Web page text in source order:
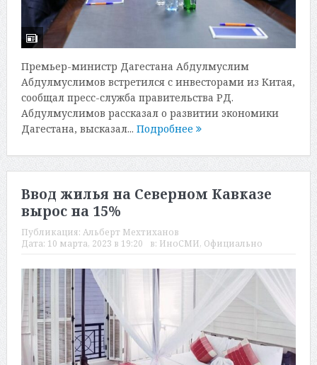
Премьер-министр Дагестана Абдулмуслим
Абдулмуслимов встретился с инвесторами из Китая,
сообщал пресс-служба правительства РД.
Абдулмуслимов рассказал о развитии экономики
Дагестана, высказал... Подробнее
Ввод жилья на Северном Кавказе
вырос на 15%
Публикация: Альберт Мехтиханов
Дата: 10 марта, 2023 в 19:20 в: ИноСМИ, Официально